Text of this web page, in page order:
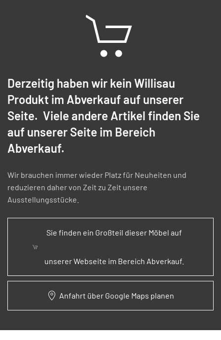
Derzeitig haben wir kein Willisau
Produkt im Abverkauf auf unserer
Seite. Viele andere Artikel finden Sie
auf unserer Seite im Bereich
Abverkauf.
Wir brauchen immer wieder Platz für Neuheiten und
reduzieren daher von Zeit zu Zeit unsere
Ausstellungsstücke.
Sie finden ein Großteil dieser Möbel auf
unserer Webseite im Bereich Abverkauf.
Anfahrt über Google Maps planen